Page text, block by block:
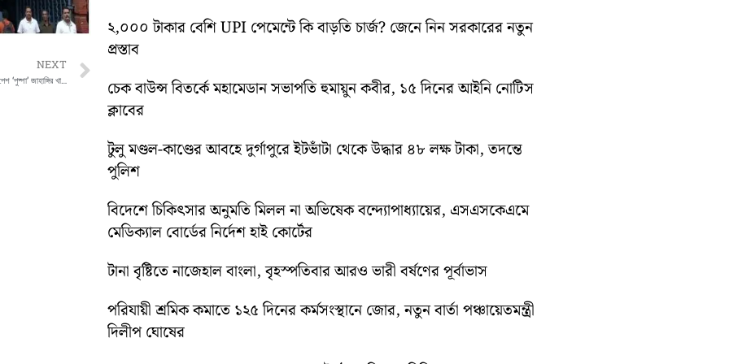
NEXT
কড়া নিরাপত্তার মাঝে ডায়মন্ড হারবার আদালতে পেশ ‘পুষ্পা’ জাহাঙ্গির খান, নতুন বিতর্ক আইনজীবীদের অবস্থান ঘিরে
২,০০০ টাকার বেশি UPI পেমেন্টে কি বাড়তি চার্জ? জেনে নিন সরকারের নতুন
প্রস্তাব
চেক বাউন্স বিতর্কে মহামেডান সভাপতি হুমায়ুন কবীর, ১৫ দিনের আইনি নোটিস
ক্লাবের
টুলু মণ্ডল-কাণ্ডের আবহে দুর্গাপুরে ইটভাঁটা থেকে উদ্ধার ৪৮ লক্ষ টাকা, তদন্তে
পুলিশ
বিদেশে চিকিৎসার অনুমতি মিলল না অভিষেক বন্দ্যোপাধ্যায়ের, এসএসকেএমে
মেডিক্যাল বোর্ডের নির্দেশ হাই কোর্টের
টানা বৃষ্টিতে নাজেহাল বাংলা, বৃহস্পতিবার আরও ভারী বর্ষণের পূর্বাভাস
পরিযায়ী শ্রমিক কমাতে ১২৫ দিনের কর্মসংস্থানে জোর, নতুন বার্তা পঞ্চায়েতমন্ত্রী
দিলীপ ঘোষের